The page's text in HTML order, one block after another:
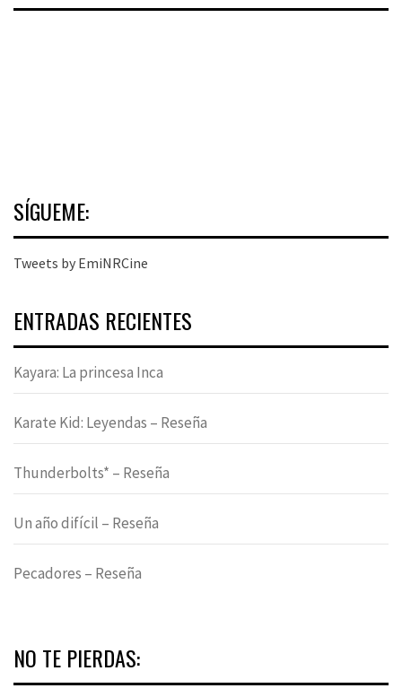
SÍGUEME:
Tweets by EmiNRCine
ENTRADAS RECIENTES
Kayara: La princesa Inca
Karate Kid: Leyendas – Reseña
Thunderbolts* – Reseña
Un año difícil – Reseña
Pecadores – Reseña
NO TE PIERDAS: